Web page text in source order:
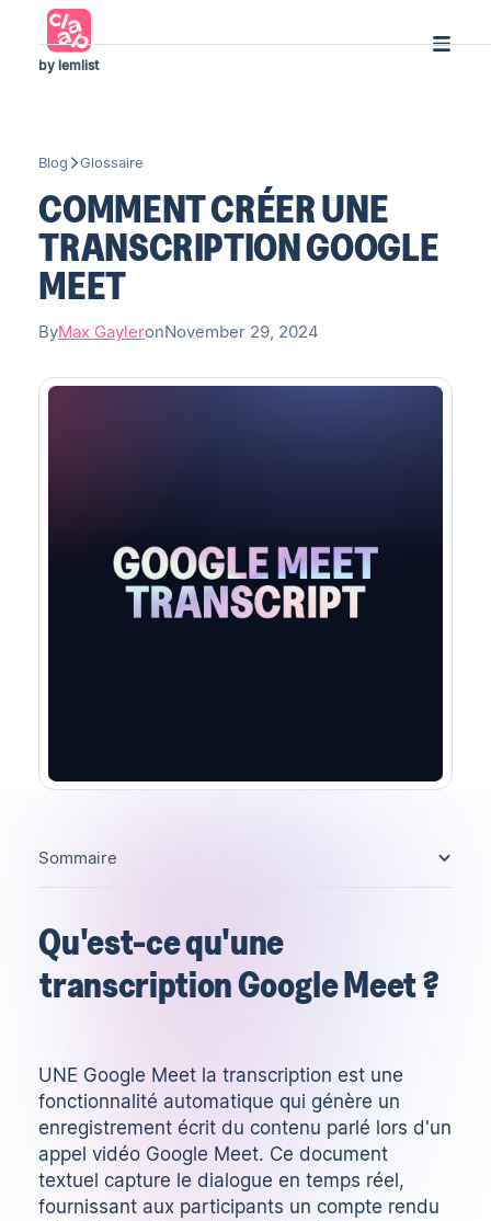
by lemlist
Blog Glossaire
COMMENT CRÉER UNE
TRANSCRIPTION GOOGLE
MEET
ByMax GayleronNovember 29, 2024
Qu'est-ce qu'une
transcription Google Meet ?
UNE Google Meet la transcription est une
fonctionnalité automatique qui génère un
enregistrement écrit du contenu parlé lors d'un
appel vidéo Google Meet. Ce document
textuel capture le dialogue en temps réel,
fournissant aux participants un compte rendu
Sommaire